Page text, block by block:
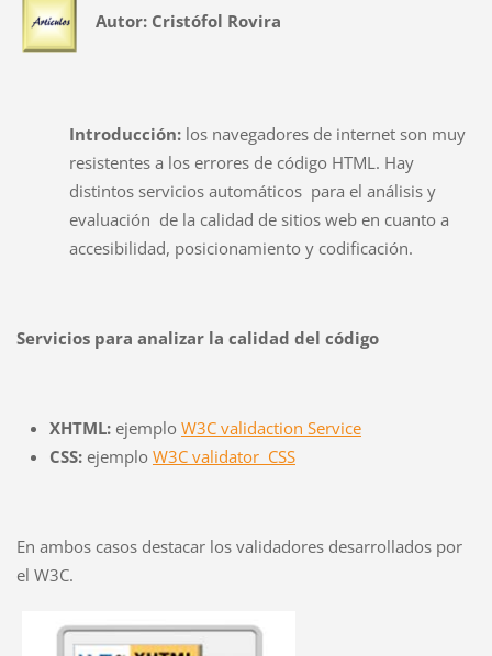
Autor: Cristófol Rovira
Introducción:los navegadores de internet son muy
resistentes a los errores de código HTML. Hay
distintos servicios automáticos para el análisis y
evaluación de la calidad de sitios web en cuanto a
accesibilidad, posicionamiento y codificación.
Servicios para analizar la calidad del código
XHTML: ejemplo W3C validaction Service
CSS: ejemplo W3C validator CSS
En ambos casos destacar los validadores desarrollados por
el W3C.